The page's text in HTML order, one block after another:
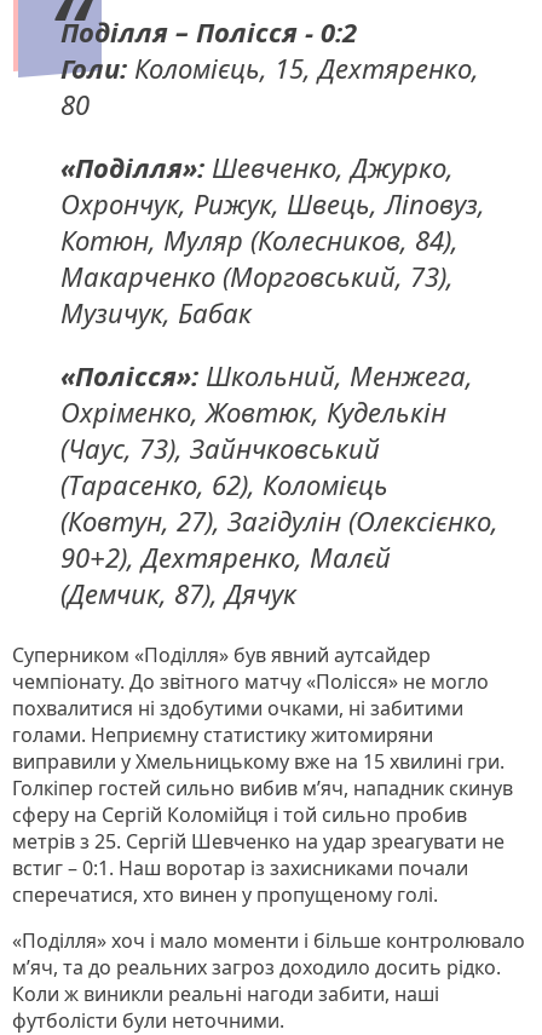
Поділля – Полісся - 0:2
Голи: Коломієць, 15, Дехтяренко,
80
«Поділля»: Шевченко, Джурко,
Охрончук, Рижук, Швець, Ліповуз,
Котюн, Муляр (Колесников, 84),
Макарченко (Морговський, 73),
Музичук, Бабак
«Полісся»: Школьний, Менжега,
Охріменко, Жовтюк, Куделькін
(Чаус, 73), Зайнчковський
(Тарасенко, 62), Коломієць
(Ковтун, 27), Загідулін (Олексієнко,
90+2), Дехтяренко, Малєй
(Демчик, 87), Дячук
Суперником «Поділля» був явний аутсайдер
чемпіонату. До звітного матчу «Полісся» не могло
похвалитися ні здобутими очками, ні забитими
голами. Неприємну статистику житомиряни
виправили у Хмельницькому вже на 15 хвилині гри.
Голкіпер гостей сильно вибив м’яч, нападник скинув
сферу на Сергій Коломійця і той сильно пробив
метрів з 25. Сергій Шевченко на удар зреагувати не
встиг – 0:1. Наш воротар із захисниками почали
сперечатися, хто винен у пропущеному голі.
«Поділля» хоч і мало моменти і більше контролювало
м’яч, та до реальних загроз доходило досить рідко.
Коли ж виникли реальні нагоди забити, наші
футболісти були неточними.